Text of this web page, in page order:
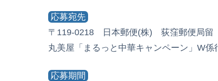
応募宛先
〒119-0218 日本郵便(株) 荻窪郵便局留
丸美屋「まるっと中華キャンペーン」W係
応募期間